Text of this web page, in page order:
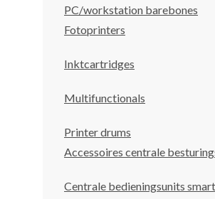
PC/workstation barebones
Fotoprinters
Inktcartridges
Multifunctionals
Printer drums
Accessoires centrale
Centrale bedieningsunits